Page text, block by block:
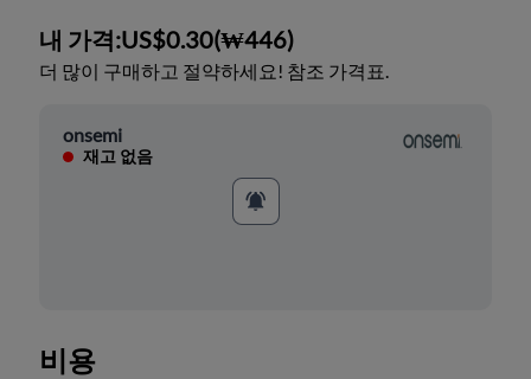
내 가격:US$0.30(₩446)
더 많이 구매하고 절약하세요! 참조 가격표.
onsemi
재고 없음
비용